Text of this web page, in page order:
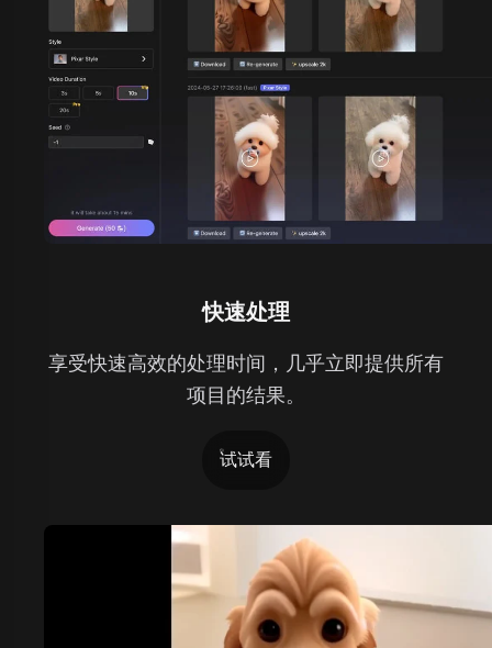
快速处理
享受快速高效的处理时间，几乎立即提供所有
项目的结果。
试试看